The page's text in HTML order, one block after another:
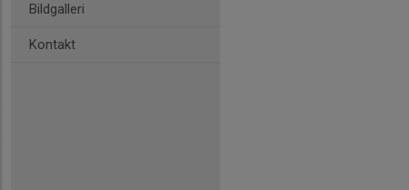
Bildgalleri
Kontakt